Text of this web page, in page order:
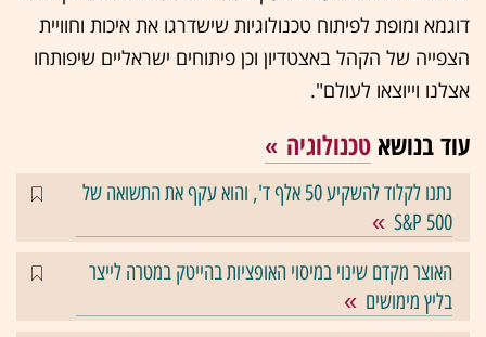
דוגמא ומופת לפיתוח טכנולוגיות שישדרגו את איכות וחוויית
הצפייה של הקהל באצטדיון וכן פיתוחים ישראליים שיפותחו
אצלנו וייוצאו לעולם".
עוד בנושא טכנולוגיה
נתנו לקלוד להשקיע 50 אלף ד', והוא עקף את התשואה של
S&P 500
האוצר מקדם שינוי במיסוי האופציות בהייטק במטרה לייצר
בליץ מימושים